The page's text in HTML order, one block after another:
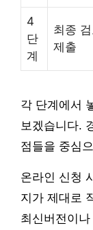
4
단
계
최종
제출
각 단계에서
보겠습니다.
점들을 중심
온라인 신청
지가 제대로
최신버전이